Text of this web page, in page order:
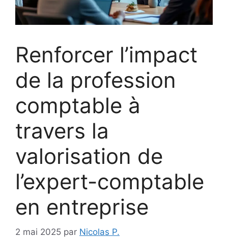
Renforcer l’impact
de la profession
comptable à
travers la
valorisation de
l’expert-comptable
en entreprise
2 mai 2025 par Nicolas P.